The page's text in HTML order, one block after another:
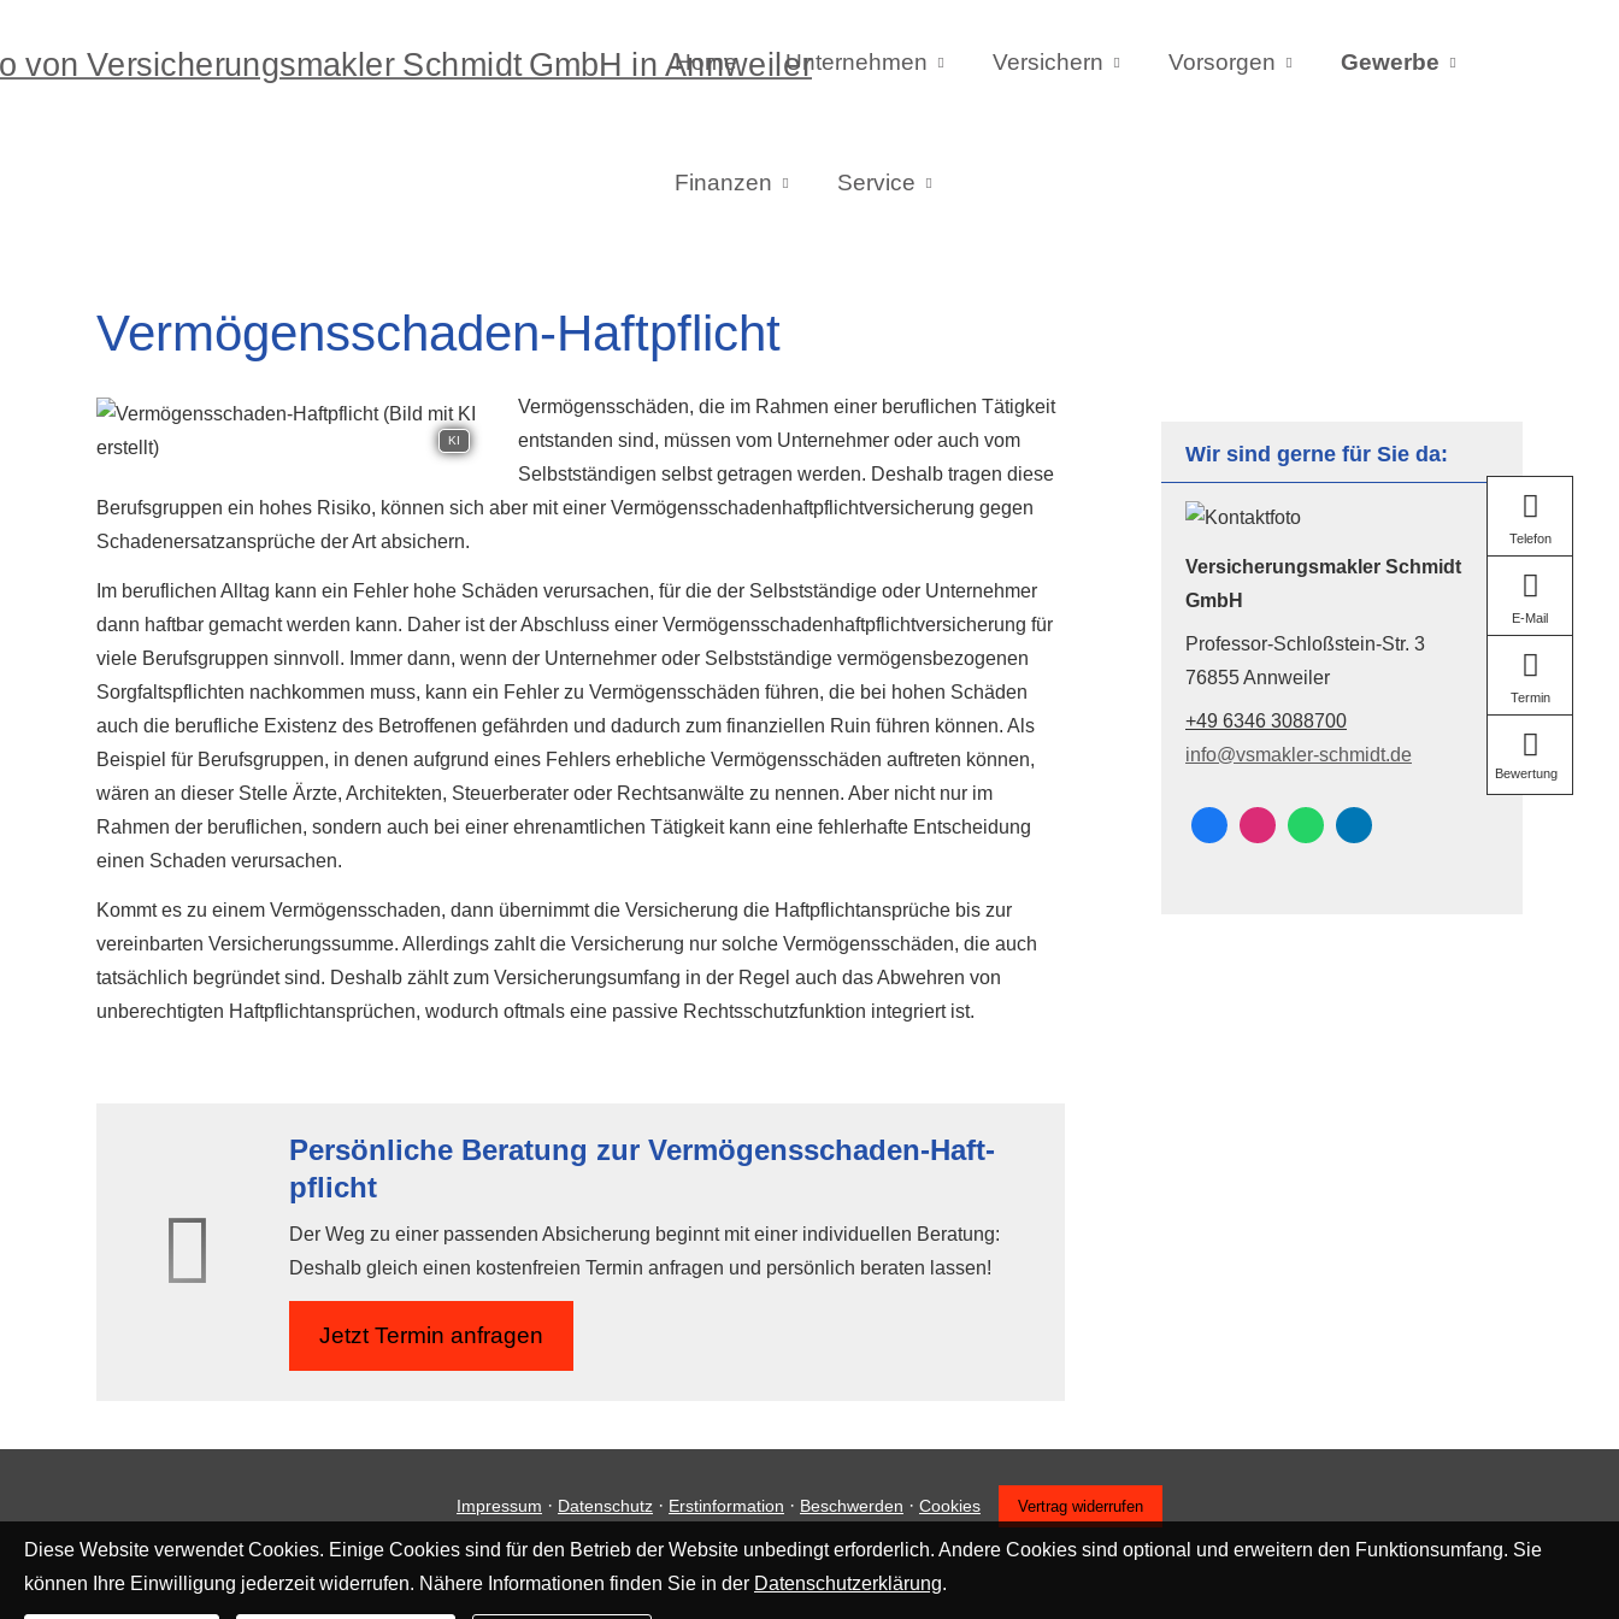
Home Unternehmen Versichern Vorsorgen Gewerbe
Finanzen Service
Telefon
E-Mail
Termin
Bewertung
Wir sind gerne für Sie da:
Ver­sicherungs­makler Schmidt
GmbH
Professor-Schloßstein-Str. 3
76855 Annweiler
+49 6346 3088700
info@vsmakler-schmidt.de
Vermögensschaden-Haft­pflicht
KI
Vermögensschäden, die im Rahmen einer beruflichen Tätigkeit
entstanden sind, müssen vom Unternehmer oder auch vom
Selbstständigen selbst getragen werden. Deshalb tragen diese
Berufsgruppen ein hohes Risiko, können sich aber mit einer Vermögensschadenhaftpflichtversicherung gegen
Schadenersatzansprüche der Art absichern.
Im beruflichen Alltag kann ein Fehler hohe Schäden verursachen, für die der Selbstständige oder Unternehmer
dann haftbar gemacht werden kann. Daher ist der Abschluss einer Vermögensschadenhaftpflichtversicherung für
viele Berufsgruppen sinnvoll. Immer dann, wenn der Unternehmer oder Selbstständige vermögensbezogenen
Sorgfaltspflichten nachkommen muss, kann ein Fehler zu Vermögensschäden führen, die bei hohen Schäden
auch die berufliche Existenz des Betroffenen gefährden und dadurch zum finanziellen Ruin führen können. Als
Beispiel für Berufsgruppen, in denen aufgrund eines Fehlers erhebliche Vermögensschäden auftreten können,
wären an dieser Stelle Ärzte, Architekten, Steuerberater oder Rechtsanwälte zu nennen. Aber nicht nur im
Rahmen der beruflichen, sondern auch bei einer ehrenamtlichen Tätigkeit kann eine fehlerhafte Entscheidung
einen Schaden verursachen.
Kommt es zu einem Vermögensschaden, dann übernimmt die Versicherung die Haft­pflichtansprüche bis zur
vereinbarten Versicherungssumme. Allerdings zahlt die Versicherung nur solche Vermögensschäden, die auch
tatsächlich begründet sind. Deshalb zählt zum Versicherungsumfang in der Regel auch das Abwehren von
unberechtigten Haft­pflichtansprüchen, wodurch oftmals eine passive Rechtsschutzfunktion integriert ist.
Persönliche Beratung zur Vermögensschaden-Haft­
pflicht
Der Weg zu einer passenden Absicherung beginnt mit einer individuellen Beratung:
Deshalb gleich einen kostenfreien Termin anfragen und persönlich beraten lassen!
Jetzt Termin anfragen
Impressum · Datenschutz · Erstinformation · Beschwerden · Cookies Vertrag widerrufen
Diese Website verwendet Cookies. Einige Cookies sind für den Betrieb der Website unbedingt erforderlich. Andere Cookies sind optional und erweitern den Funktionsumfang. Sie
können Ihre Einwilligung jederzeit widerrufen. Nähere Informationen finden Sie in der Datenschutzerklärung.